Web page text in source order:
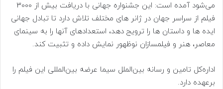
می‌شود آمده است: این جشنواره جهانی با دریافت بیش از 3000
فیلم از سراسر جهان در ژانر های مختلف تلاش دارد تا تبادل جهانی
ایده ‌ها و داستان ‌ها را ترویج دهد، استعدادهای آنها را به سینمای
معاصر، هنر و فیلمسازان نوظهور نمایش داده و تثبیت کند.
اداره‌کل تامین و رسانه بین‌الملل سیما عرضه بین‌المللی این فیلم را
برعهده دارد.